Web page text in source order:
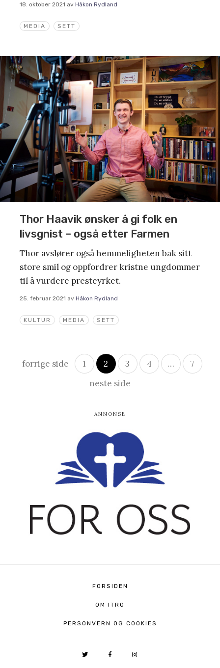
MEDIA SETT
18. oktober 2021 av Håkon Rydland
KULTUR MEDIA SETT
Thor Haavik ønsker å gi folk en
livsgnist – også etter Farmen
Thor avslører også hemmeligheten bak sitt
store smil og oppfordrer kristne ungdommer
til å vurdere presteyrket.
25. februar 2021 av Håkon Rydland
Innleggsnavigasjon
forrige side 1 2 3 4 …
7
neste side
FORSIDEN
OM ITRO
PERSONVERN OG COOKIES